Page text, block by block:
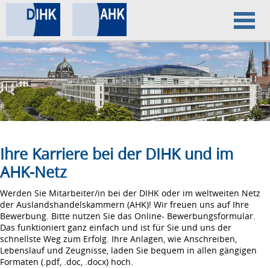
Home
Datenschutz
Impressum
Ihre Karriere bei der DIHK und im
AHK-Netz
Werden Sie Mitarbeiter/in bei der DIHK oder im weltweiten Netz
der Auslandshandelskammern (AHK)! Wir freuen uns auf Ihre
Bewerbung. Bitte nutzen Sie das Online- Bewerbungsformular.
Das funktioniert ganz einfach und ist für Sie und uns der
schnellste Weg zum Erfolg. Ihre Anlagen, wie Anschreiben,
Lebenslauf und Zeugnisse, laden Sie bequem in allen gängigen
Formaten (.pdf, .doc, .docx) hoch.